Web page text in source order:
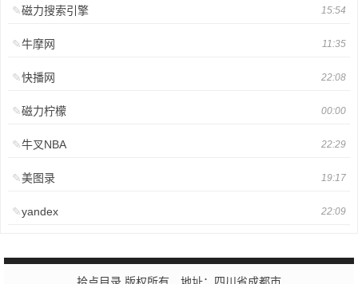
15:54
磁力搜索引擎
11:35
牛摩网
22:08
快播网
00:00
磁力柠檬
22:29
牛叉NBA
19:17
美图录
22:09
yandex